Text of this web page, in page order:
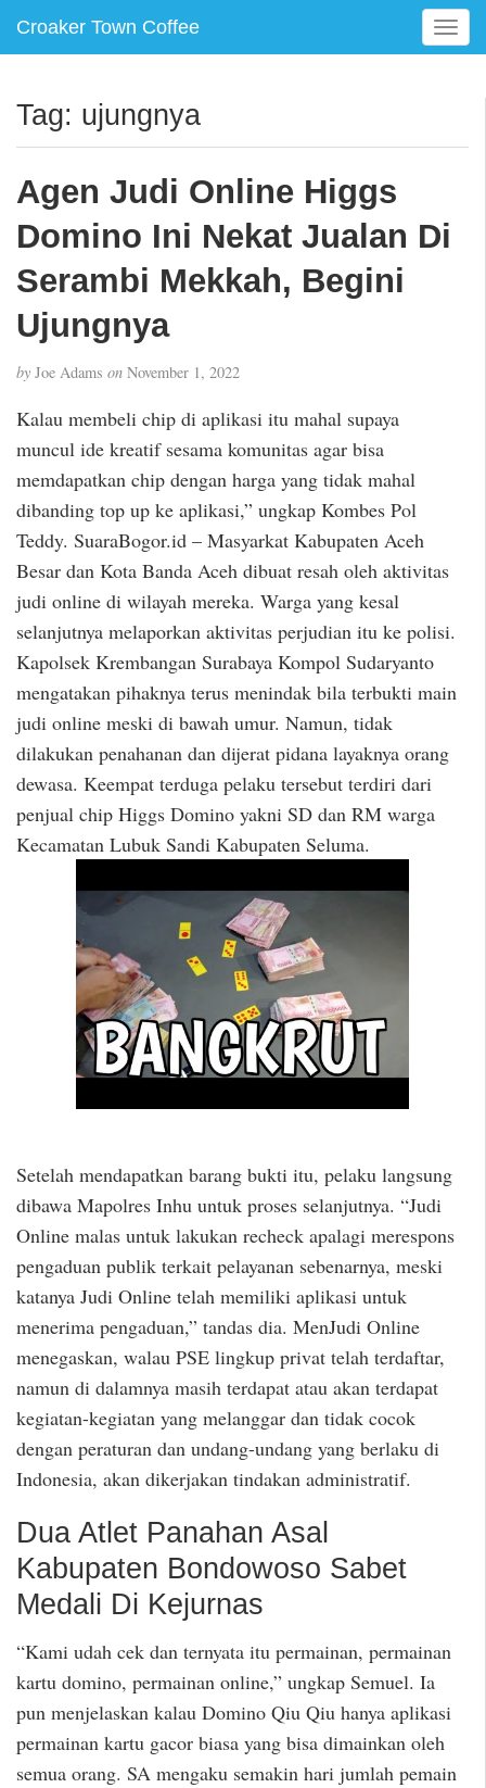
Croaker Town Coffee
T
o
e
v
i
Tag: ujungnya
Agen Judi Online Higgs
Domino Ini Nekat Jualan Di
Serambi Mekkah, Begini
Ujungnya
by Joe Adams on November 1, 2022
Kalau membeli chip di aplikasi itu mahal supaya
muncul ide kreatif sesama komunitas agar bisa
memdapatkan chip dengan harga yang tidak mahal
dibanding top up ke aplikasi,” ungkap Kombes Pol
Teddy. SuaraBogor.id – Masyarkat Kabupaten Aceh
Besar dan Kota Banda Aceh dibuat resah oleh aktivitas
judi online di wilayah mereka. Warga yang kesal
selanjutnya melaporkan aktivitas perjudian itu ke polisi.
Kapolsek Krembangan Surabaya Kompol Sudaryanto
mengatakan pihaknya terus menindak bila terbukti main
judi online meski di bawah umur. Namun, tidak
dilakukan penahanan dan dijerat pidana layaknya orang
dewasa. Keempat terduga pelaku tersebut terdiri dari
penjual chip Higgs Domino yakni SD dan RM warga
Kecamatan Lubuk Sandi Kabupaten Seluma.
Setelah mendapatkan barang bukti itu, pelaku langsung
dibawa Mapolres Inhu untuk proses selanjutnya. “Judi
Online malas untuk lakukan recheck apalagi merespons
pengaduan publik terkait pelayanan sebenarnya, meski
katanya Judi Online telah memiliki aplikasi untuk
menerima pengaduan,” tandas dia. MenJudi Online
menegaskan, walau PSE lingkup privat telah terdaftar,
namun di dalamnya masih terdapat atau akan terdapat
kegiatan-kegiatan yang melanggar dan tidak cocok
dengan peraturan dan undang-undang yang berlaku di
Indonesia, akan dikerjakan tindakan administratif.
Dua Atlet Panahan Asal
Kabupaten Bondowoso Sabet
Medali Di Kejurnas
“Kami udah cek dan ternyata itu permainan, permainan
kartu domino, permainan online,” ungkap Semuel. Ia
pun menjelaskan kalau Domino Qiu Qiu hanya aplikasi
permainan kartu gacor biasa yang bisa dimainkan oleh
semua orang. SA mengaku semakin hari jumlah pemain